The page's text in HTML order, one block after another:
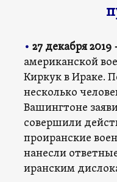
• 27 декабря
американской
Киркук в Ираке.
несколько
Вашингтоне
совершили
проиранские
нанесли
иранским